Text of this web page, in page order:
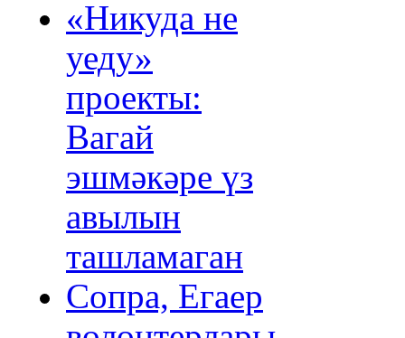
«Никуда не
уеду»
проекты:
Вагай
эшмәкәре үз
авылын
ташламаган
Сопра, Егаер